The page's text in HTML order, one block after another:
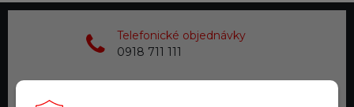
Telefonické objednávky
0918 711 111